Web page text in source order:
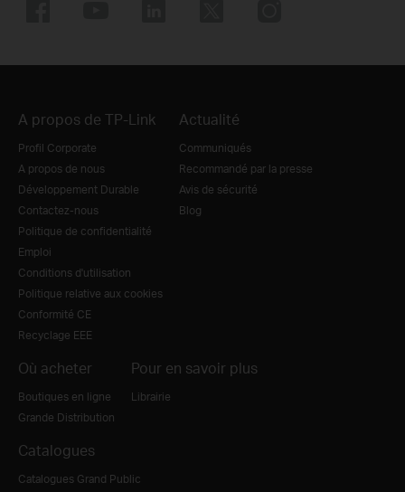
A propos de TP-Link
Profil Corporate
A propos de nous
Développement Durable
Contactez-nous
Politique de confidentialité
Emploi
Conditions d'utilisation
Politique relative aux cookies
Conformité CE
Recyclage EEE
Actualité
Communiqués
Recommandé par la presse
Avis de sécurité
Blog
Où acheter
Boutiques en ligne
Grande Distribution
Pour en savoir plus
Librairie
Catalogues
Catalogues Grand Public